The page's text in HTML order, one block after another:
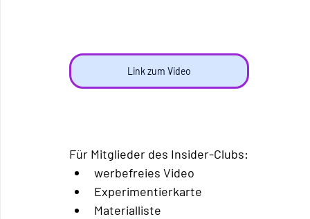
Link zum Video
Für Mitglieder des Insider-Clubs:
werbefreies Video
Experimentierkarte
Materialliste